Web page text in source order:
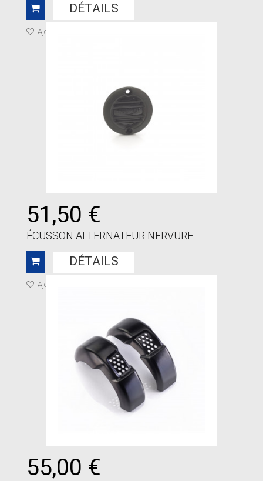
DÉTAILS
Ajouter à ma liste de cadeaux
51,50 €
ÉCUSSON ALTERNATEUR NERVURE
DÉTAILS
Ajouter à ma liste de cadeaux
55,00 €